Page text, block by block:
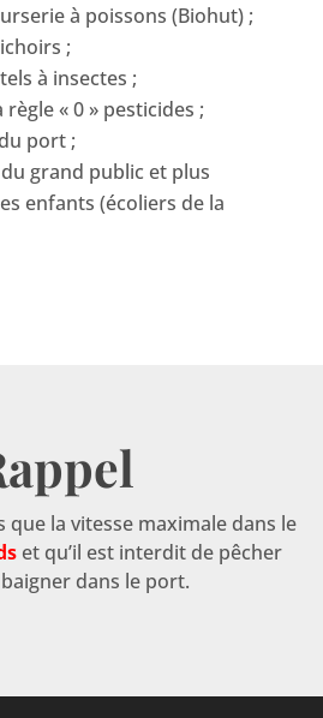
à poissons (Biohut) ;
;
à insectes ;
« 0 » pesticides ;
port ;
grand public et plus
enfants (écoliers de la
que la vitesse maximale dans le
et qu’il est interdit de pêcher
dans le port.